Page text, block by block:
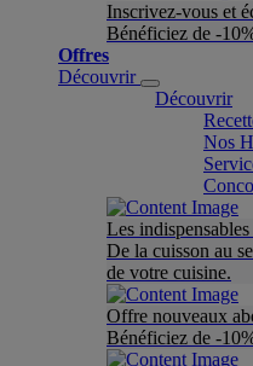
Inscrivez-vous et
Bénéficiez de -
Offres
Découvrir
Découvrir
Nos
Les
De la cuisson au
de votre cuisine.
Offre nouveaux
Bénéficiez de -